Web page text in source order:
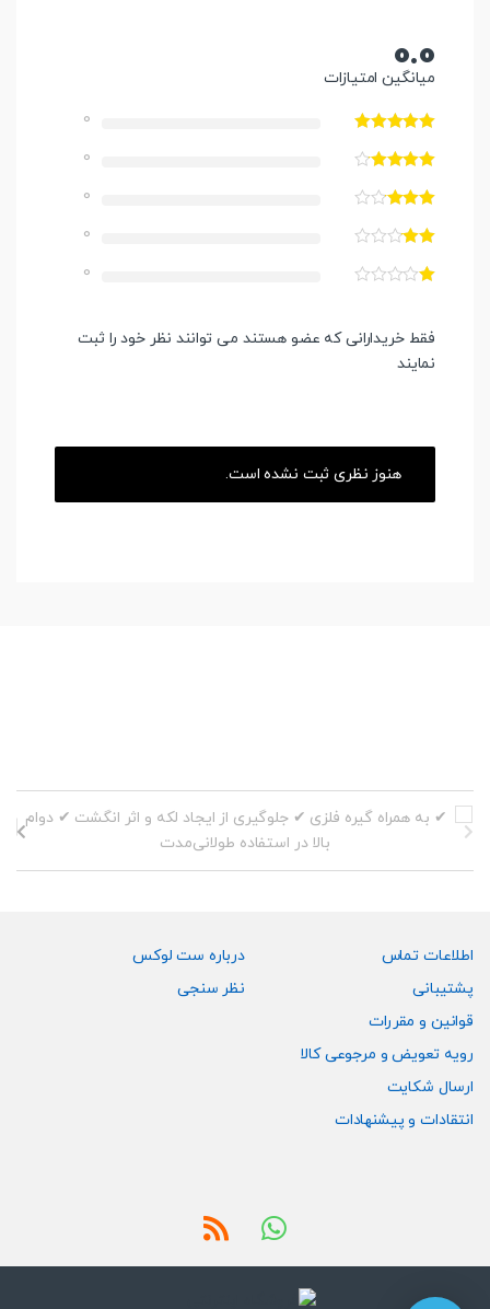
0.0
میانگین امتیازات
0
0
0
0
0
فقط خریدارانی که عضو هستند می توانند نظر خود را ثبت
نمایند
هنوز نظری ثبت نشده است.
اطلاعات تماس
پشتیبانی
قوانین و مقررات
رویه تعویض و مرجوعی کالا
ارسال شکایت
انتقادات و پیشنهادات
درباره ست لوکس
نظر سنجی